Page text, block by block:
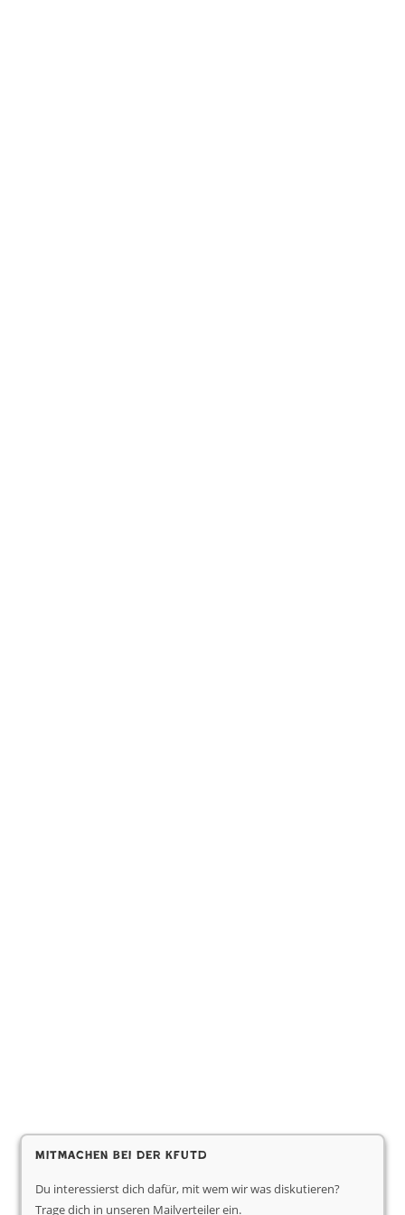
Mitmachen bei der KfUTD
Du interessierst dich dafür, mit wem wir was diskutieren?
Trage dich in unseren Mailverteiler ein.